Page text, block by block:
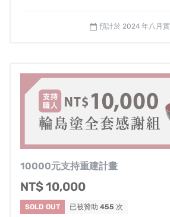
KK Select Taiwan客服信箱
營業人登記資訊
營業人名稱：契機股份有限公司
統一編號：85131469
對計畫還有其他疑問嗎？請見
calendar_today 預計於 2024 年八月
10000元支持重建計畫
NT$ 10,000
SOLD OUT 已被贊助 455 次